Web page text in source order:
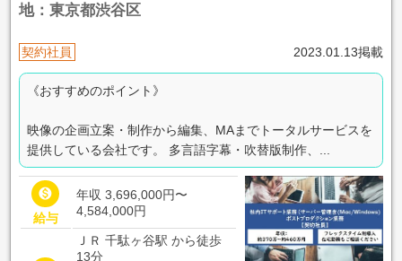
地：東京都渋谷区
契約社員 2023.01.13掲載
《おすすめのポイント》
映像の企画立案・制作から編集、MAまでトータルサービスを
提供している会社です。 多言語字幕・吹替版制作、...

給与
年収 3,696,000円〜
4,584,000円
ＪＲ 千駄ヶ谷駅 から徒歩
13分